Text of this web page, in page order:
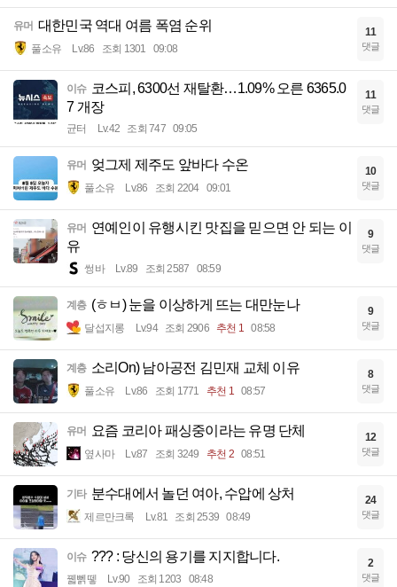
유머 대한민국 역대 여름 폭염 순위
풀소유 Lv.86 조회 1301 09:08
11
댓글
이슈 코스피, 6300선 재탈환…1.09% 오른 6365.0
7 개장
균터 Lv.42 조회 747 09:05
11
댓글
유머 엊그제 제주도 앞바다 수온
풀소유 Lv.86 조회 2204 09:01
10
댓글
유머 연예인이 유행시킨 맛집을 믿으면 안 되는 이
유
썽바 Lv.89 조회 2587 08:59
9
댓글
계층 (ㅎㅂ) 눈을 이상하게 뜨는 대만눈나
달섭지롱 Lv.94 조회 2906 추천 1 08:58
9
댓글
계층 소리On) 남아공전 김민재 교체 이유
풀소유 Lv.86 조회 1771 추천 1 08:57
8
댓글
유머 요즘 코리아 패싱중이라는 유명 단체
옆사마 Lv.87 조회 3249 추천 2 08:51
12
댓글
기타 분수대에서 놀던 여아, 수압에 상처
제르만크록 Lv.81 조회 2539 08:49
24
댓글
이슈 ??? : 당신의 용기를 지지합니다.
꿻뻵뗗 Lv.90 조회 1203 08:48
2
댓글